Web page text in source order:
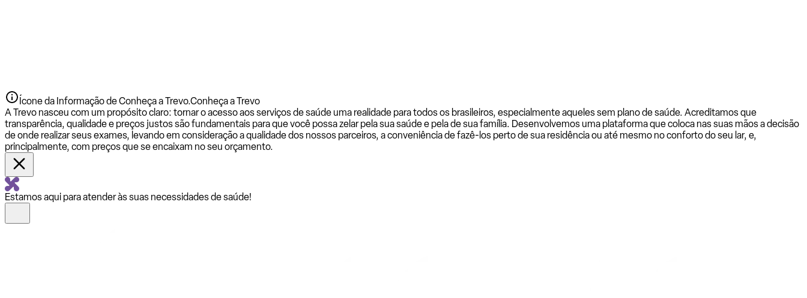
Ícone da Informação de Conheça a Trevo.Conheça a Trevo
A Trevo nasceu com um propósito claro: tornar o acesso aos serviços de saúde uma realidade para todos os brasileiros, especialmente aqueles sem plano de saúde. Acreditamos que
transparência, qualidade e preços justos são fundamentais para que você possa zelar pela sua saúde e pela de sua família. Desenvolvemos uma plataforma que coloca nas suas mãos a decisão
de onde realizar seus exames, levando em consideração a qualidade dos nossos parceiros, a conveniência de fazê-los perto de sua residência ou até mesmo no conforto do seu lar, e,
principalmente, com preços que se encaixam no seu orçamento.
Estamos aqui para atender às suas necessidades de saúde!